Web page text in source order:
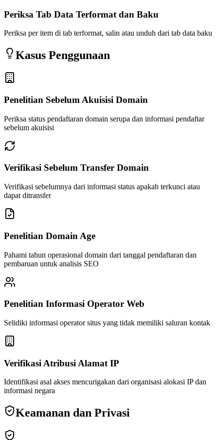
Periksa Tab Data Terformat dan Baku
Periksa per item di tab terformat, salin atau unduh dari tab data baku
Kasus Penggunaan
Penelitian Sebelum Akuisisi Domain
Periksa status pendaftaran domain serupa dan informasi pendaftar
sebelum akuisisi
Verifikasi Sebelum Transfer Domain
Verifikasi sebelumnya dari informasi status apakah terkunci atau
dapat ditransfer
Penelitian Domain Age
Pahami tahun operasional domain dari tanggal pendaftaran dan
pembaruan untuk analisis SEO
Penelitian Informasi Operator Web
Selidiki informasi operator situs yang tidak memiliki saluran kontak
Verifikasi Atribusi Alamat IP
Identifikasi asal akses mencurigakan dari organisasi alokasi IP dan
informasi negara
Keamanan dan Privasi